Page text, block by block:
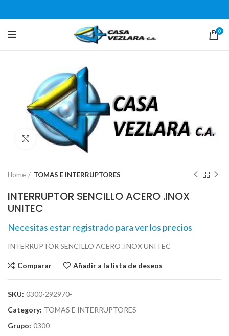
0
Click para agrandar
Home TOMAS E INTERRUPTORES
INTERRUPTOR SENCILLO ACERO .INOX
UNITEC
Necesitas estar registrado para ver los precios
INTERRUPTOR SENCILLO ACERO .INOX UNITEC
Comparar Añadir a la lista de deseos
SKU: 0300-292970-
Category: TOMAS E INTERRUPTORES
Grupo: 0300